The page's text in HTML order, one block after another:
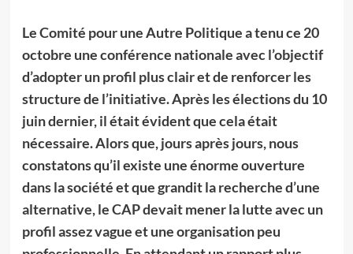
Le Comité pour une Autre Politique a tenu ce 20
octobre une conférence nationale avec l’objectif
d’adopter un profil plus clair et de renforcer les
structure de l’initiative. Après les élections du 10
juin dernier, il était évident que cela était
nécessaire. Alors que, jours après jours, nous
constatons qu’il existe une énorme ouverture
dans la société et que grandit la recherche d’une
alternative, le CAP devait mener la lutte avec un
profil assez vague et une organisation peu